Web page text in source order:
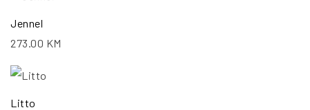
Jennel
273.00 KM
Litto